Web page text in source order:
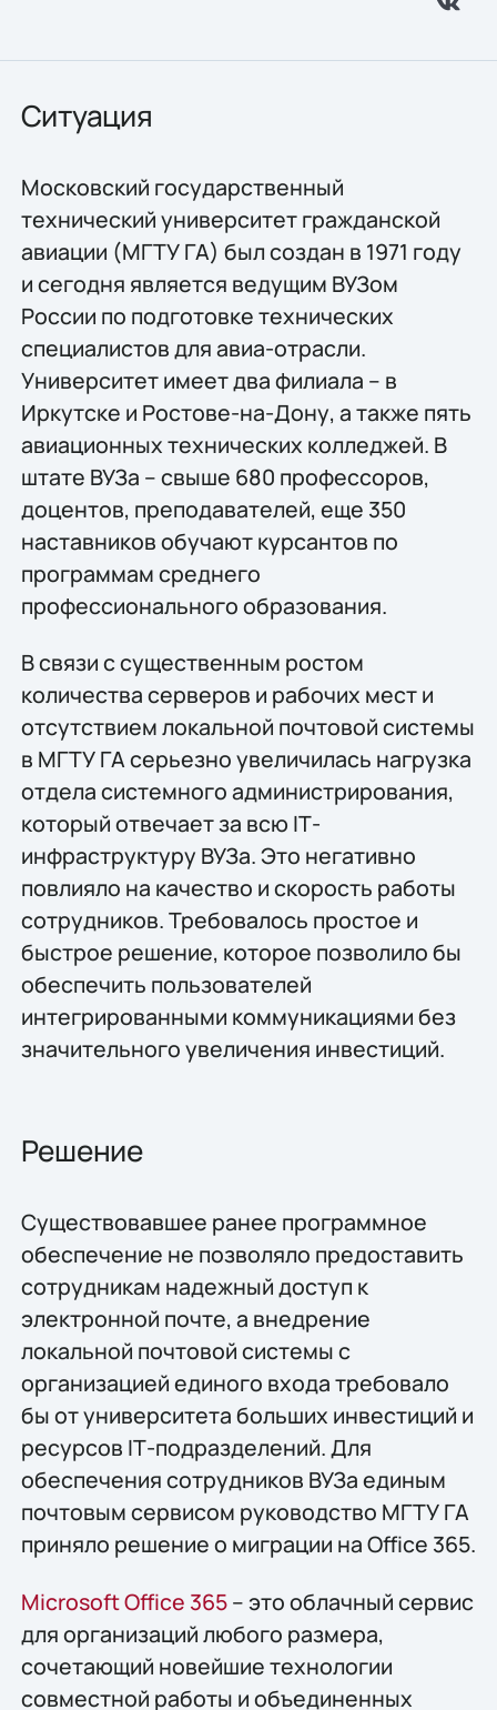
Ситуация
Московский государственный
технический университет гражданской
авиации (МГТУ ГА) был создан в 1971 году
и сегодня является ведущим ВУЗом
России по подготовке технических
специалистов для авиа-отрасли.
Университет имеет два филиала – в
Иркутске и Ростове-на-Дону, а также пять
авиационных технических колледжей. В
штате ВУЗа – свыше 680 профессоров,
доцентов, преподавателей, еще 350
наставников обучают курсантов по
программам среднего
профессионального образования.
В связи с существенным ростом
количества серверов и рабочих мест и
отсутствием локальной почтовой системы
в МГТУ ГА серьезно увеличилась нагрузка
отдела системного администрирования,
который отвечает за всю IТ-
инфраструктуру ВУЗа. Это негативно
повлияло на качество и скорость работы
сотрудников. Требовалось простое и
быстрое решение, которое позволило бы
обеспечить пользователей
интегрированными коммуникациями без
значительного увеличения инвестиций.
Решение
Существовавшее ранее программное
обеспечение не позволяло предоставить
сотрудникам надeжный доступ к
электронной почте, а внедрение
локальной почтовой системы с
организацией единого входа требовало
бы от университета больших инвестиций и
ресурсов IТ-подразделений. Для
обеспечения сотрудников ВУЗа единым
почтовым сервисом руководство МГТУ ГА
приняло решение о миграции на Office 365.
Microsoft Office 365– это облачный сервис
для организаций любого размера,
сочетающий новейшие технологии
совместной работы и объединенных